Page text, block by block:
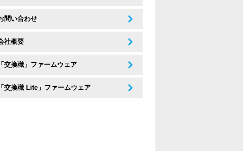
問い合わせ
社概要
「交換職」ファームウェア
「交換職 Lite」ファームウェア